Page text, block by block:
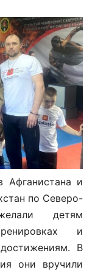
Афганистана и
по Северо-
детям
и
В
они вручили